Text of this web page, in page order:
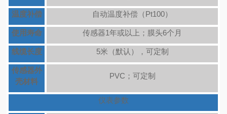
温度补偿 自动温度补偿（Pt100）
使用寿命 传感器1年或以上；膜头6个月
线缆长度 5米（默认），可定制
传感器外
壳材料
PVC；可定制
仪表参数